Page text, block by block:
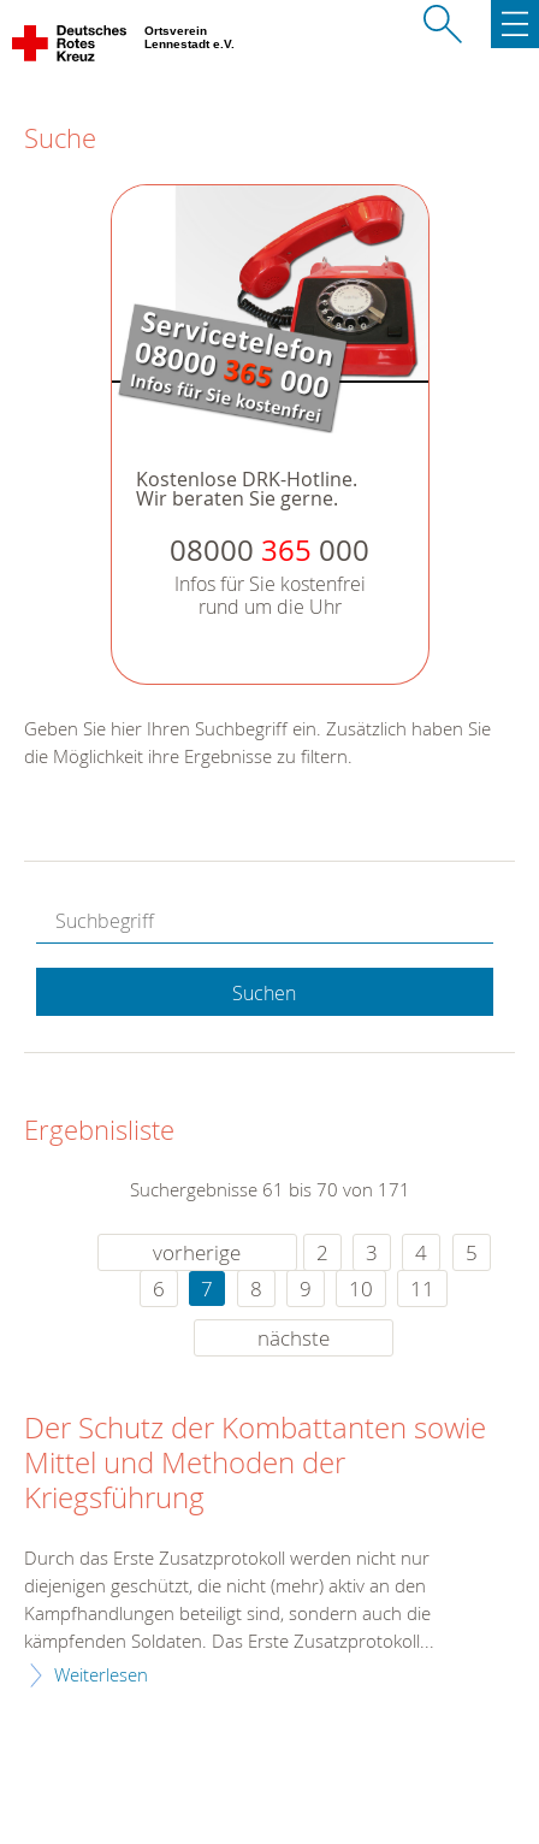
Ortsverein
Lennestadt e.V.
Suche
Kostenlose DRK-Hotline.
Wir beraten Sie gerne.
08000 365 000
Infos für Sie kostenfrei
rund um die Uhr
Geben Sie hier Ihren Suchbegriff ein. Zusätzlich haben Sie
die Möglichkeit ihre Ergebnisse zu filtern.
Suchen
Ergebnisliste
Suchergebnisse 61 bis 70 von 171
vorherige 2 3 4
5
6
7 8 9 10
11
nächste
Der Schutz der Kombattanten sowie
Mittel und Methoden der
Kriegsführung
Durch das Erste Zusatzprotokoll werden nicht nur
diejenigen geschützt, die nicht (mehr) aktiv an den
Kampfhandlungen beteiligt sind, sondern auch die
kämpfenden Soldaten. Das Erste Zusatzprotokoll...
Weiterlesen